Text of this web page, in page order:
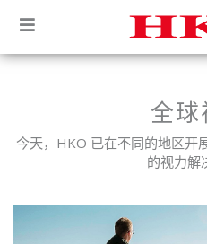
全球
今天，HKO 已在不同的地区开
的视力解